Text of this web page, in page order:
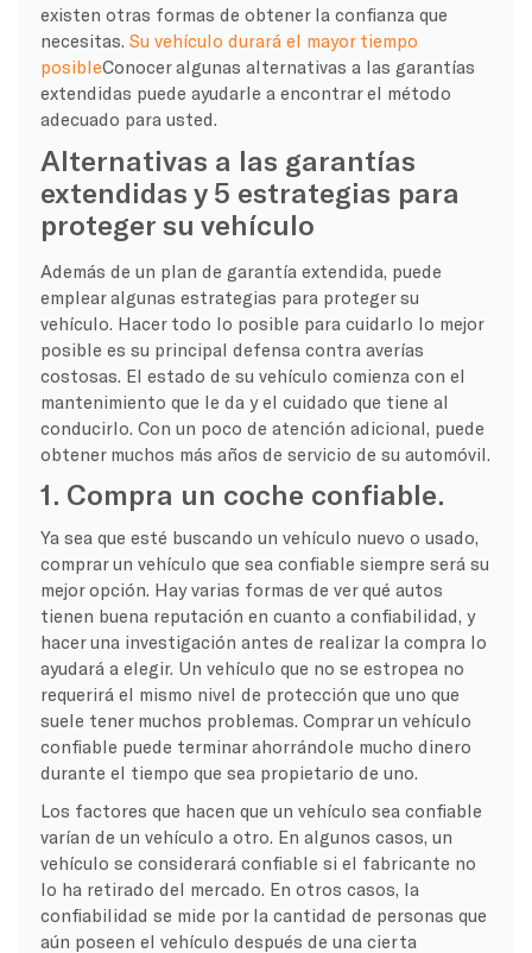
existen otras formas de obtener la confianza que
necesitas. Su vehículo durará el mayor tiempo
posibleConocer algunas alternativas a las garantías
extendidas puede ayudarle a encontrar el método
adecuado para usted.
Alternativas a las garantías
extendidas y 5 estrategias para
proteger su vehículo
Además de un plan de garantía extendida, puede
emplear algunas estrategias para proteger su
vehículo. Hacer todo lo posible para cuidarlo lo mejor
posible es su principal defensa contra averías
costosas. El estado de su vehículo comienza con el
mantenimiento que le da y el cuidado que tiene al
conducirlo. Con un poco de atención adicional, puede
obtener muchos más años de servicio de su automóvil.
1. Compra un coche confiable.
Ya sea que esté buscando un vehículo nuevo o usado,
comprar un vehículo que sea confiable siempre será su
mejor opción. Hay varias formas de ver qué autos
tienen buena reputación en cuanto a confiabilidad, y
hacer una investigación antes de realizar la compra lo
ayudará a elegir. Un vehículo que no se estropea no
requerirá el mismo nivel de protección que uno que
suele tener muchos problemas. Comprar un vehículo
confiable puede terminar ahorrándole mucho dinero
durante el tiempo que sea propietario de uno.
Los factores que hacen que un vehículo sea confiable
varían de un vehículo a otro. En algunos casos, un
vehículo se considerará confiable si el fabricante no
lo ha retirado del mercado. En otros casos, la
confiabilidad se mide por la cantidad de personas que
aún poseen el vehículo después de una cierta